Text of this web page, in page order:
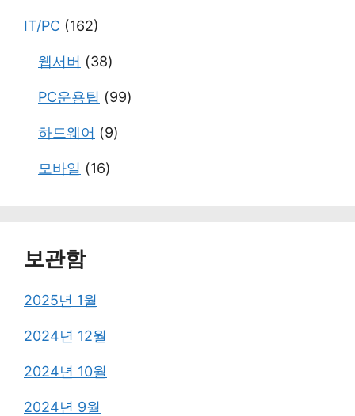
IT/PC (162)
웹서버 (38)
PC운용팁 (99)
하드웨어 (9)
모바일 (16)
보관함
2025년 1월
2024년 12월
2024년 10월
2024년 9월